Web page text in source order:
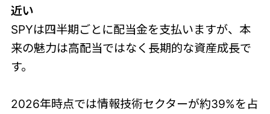
近い
SPYは四半期ごとに配当金を支払いますが、本
来の魅力は高配当ではなく長期的な資産成長で
す。
2026年時点では情報技術セクターが約39%を占